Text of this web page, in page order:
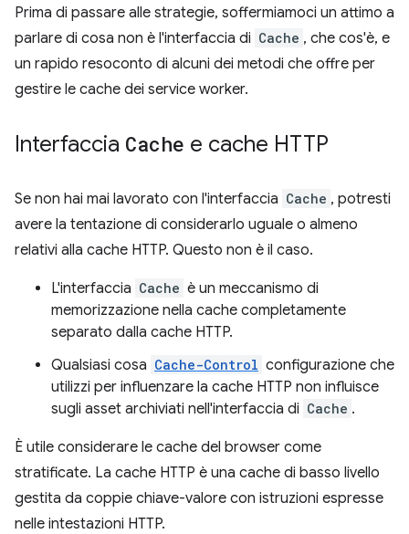
Prima di passare alle strategie, soffermiamoci un attimo a
parlare di cosa non è l'interfaccia di Cache , che cos'è, e
un rapido resoconto di alcuni dei metodi che offre per
gestire le cache dei service worker.
Interfaccia Cache e cache HTTP
Se non hai mai lavorato con l'interfaccia Cache , potresti
avere la tentazione di considerarlo uguale o almeno
relativi alla cache HTTP. Questo non è il caso.
L'interfaccia Cache è un meccanismo di
memorizzazione nella cache completamente
separato dalla cache HTTP.
Qualsiasi cosa Cache-Control configurazione che
utilizzi per influenzare la cache HTTP non influisce
sugli asset archiviati nell'interfaccia di Cache .
È utile considerare le cache del browser come
stratificate. La cache HTTP è una cache di basso livello
gestita da coppie chiave-valore con istruzioni espresse
nelle intestazioni HTTP.